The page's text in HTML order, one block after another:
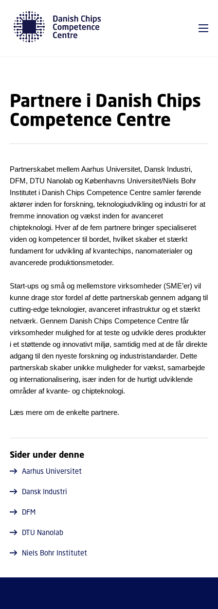
Partnere i Danish Chips
Competence Centre
Partnerskabet mellem Aarhus Universitet, Dansk Industri,
DFM, DTU Nanolab og Københavns Universitet/Niels Bohr
Institutet i Danish Chips Competence Centre samler førende
aktører inden for forskning, teknologiudvikling og industri for at
fremme innovation og vækst inden for avanceret
chipteknologi. Hver af de fem partnere bringer specialiseret
viden og kompetencer til bordet, hvilket skaber et stærkt
fundament for udvikling af kvantechips, nanomaterialer og
avancerede produktionsmetoder.
Start-ups og små og mellemstore virksomheder (SME’er) vil
kunne drage stor fordel af dette partnerskab gennem adgang til
cutting-edge teknologier, avanceret infrastruktur og et stærkt
netværk. Gennem Danish Chips Competence Centre får
virksomheder mulighed for at teste og udvikle deres produkter
i et støttende og innovativt miljø, samtidig med at de får direkte
adgang til den nyeste forskning og industristandarder. Dette
partnerskab skaber unikke muligheder for vækst, samarbejde
og internationalisering, især inden for de hurtigt udviklende
områder af kvante- og chipteknologi.
Læs mere om de enkelte partnere.
Sider under denne
Aarhus Universitet
Dansk Industri
DFM
DTU Nanolab
Niels Bohr Institutet